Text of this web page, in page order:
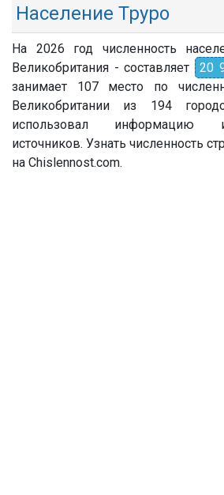
Население Труро
На 2026 год численность
Великобритания - составляет
20
занимает 107 место по
Великобритании из 194
использовал информацию
источников. Узнать численность
на Chislennost.com.